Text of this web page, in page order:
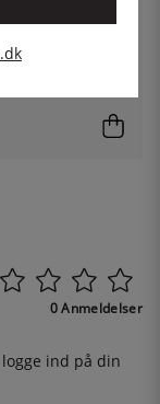
0 Anmeldelser
logge ind på din